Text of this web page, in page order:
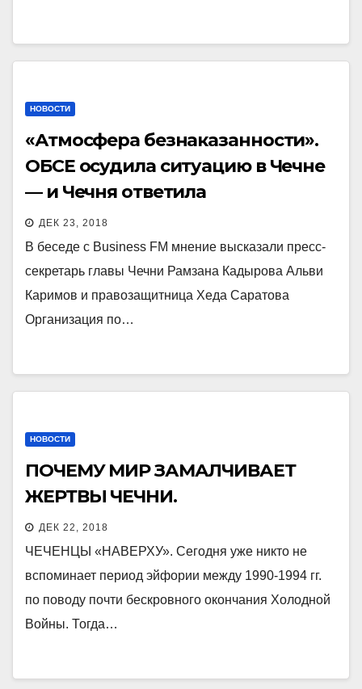
НОВОСТИ
«Атмосфера безнаказанности».
ОБСЕ осудила ситуацию в Чечне
— и Чечня ответила
ДЕК 23, 2018
В беседе с Business FM мнение высказали пресс-
секретарь главы Чечни Рамзана Кадырова Альви
Каримов и правозащитница Хеда Саратова
Организация по…
НОВОСТИ
ПОЧЕМУ МИР ЗАМАЛЧИВАЕТ
ЖЕРТВЫ ЧЕЧНИ.
ДЕК 22, 2018
ЧЕЧЕНЦЫ «НАВЕРХУ». Сегодня уже никто не
вспоминает период эйфории между 1990-1994 гг.
по поводу почти бескровного окончания Холодной
Войны. Тогда…